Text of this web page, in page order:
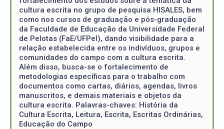
cultura escrita no grupo de pesquisa HISALES, bem
como nos cursos de graduação e pós-graduação
da Faculdade de Educação da Universidade Federal
de Pelotas (FaE/UFPel), dando visibilidade para a
relação estabelecida entre os indivíduos, grupos e
comunidades do campo com a cultura escrita.
Além disso, busca-se o fortalecimento de
metodologias específicas para o trabalho com
documentos como cartas, diários, agendas, livros
manuscritos, e demais materiais e objetos da
cultura escrita. Palavras-chaves: História da
Cultura Escrita, Leitura, Escrita, Escritas Ordinárias,
Educação do Campo